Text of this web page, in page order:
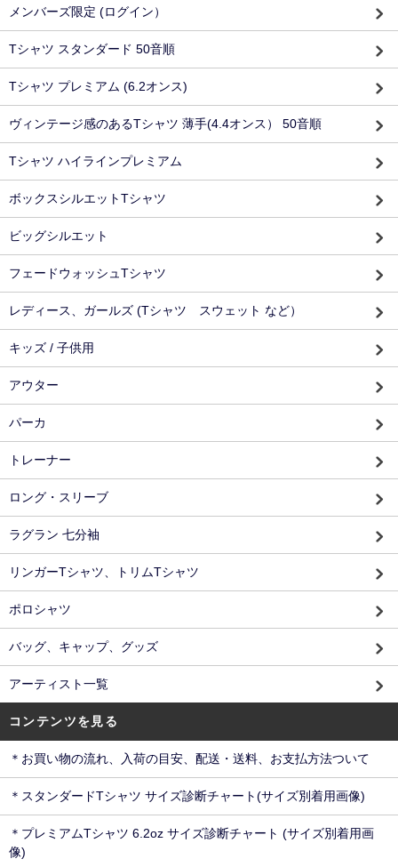
メンバーズ限定 (ログイン）
Tシャツ スタンダード 50音順
Tシャツ プレミアム (6.2オンス)
ヴィンテージ感のあるTシャツ 薄手(4.4オンス） 50音順
Tシャツ ハイラインプレミアム
ボックスシルエットTシャツ
ビッグシルエット
フェードウォッシュTシャツ
レディース、ガールズ (Tシャツ スウェット など）
キッズ / 子供用
アウター
パーカ
トレーナー
ロング・スリーブ
ラグラン 七分袖
リンガーTシャツ、トリムTシャツ
ポロシャツ
バッグ、キャップ、グッズ
アーティスト一覧
コンテンツを見る
＊お買い物の流れ、入荷の目安、配送・送料、お支払方法ついて
＊スタンダードTシャツ サイズ診断チャート(サイズ別着用画像)
＊プレミアムTシャツ 6.2oz サイズ診断チャート (サイズ別着用画
像)